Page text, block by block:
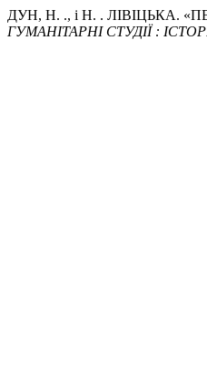
ДУН, Н. ., і Н. . ЛІВІЦЬКА.
ГУМАНІТАРНІ СТУДІЇ :